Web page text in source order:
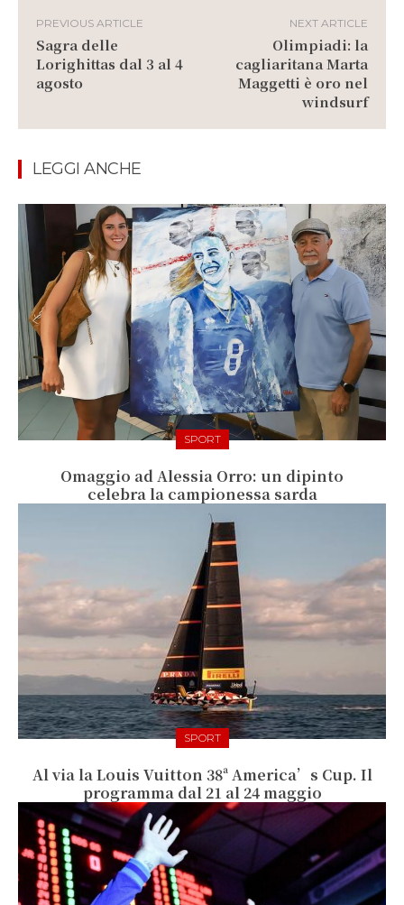
PREVIOUS ARTICLE
Sagra delle
Lorighittas dal 3 al 4
agosto
NEXT ARTICLE
Olimpiadi: la
cagliaritana Marta
Maggetti è oro nel
windsurf
LEGGI ANCHE
SPORT
Omaggio ad Alessia Orro: un dipinto
celebra la campionessa sarda
SPORT
Al via la Louis Vuitton 38ª America’s Cup. Il
programma dal 21 al 24 maggio